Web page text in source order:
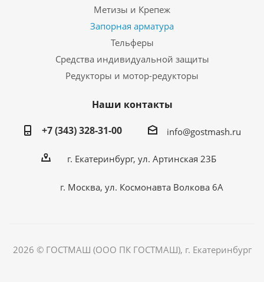
Метизы и Крепеж
Запорная арматура
Тельферы
Средства индивидуальной защиты
Редукторы и мотор-редукторы
Наши контакты
+7 (343) 328-31-00
info@gostmash.ru
г. Екатеринбург, ул. Артинская 23Б
г. Москва, ул. Космонавта Волкова 6А
2026 © ГОСТМАШ (ООО ПК ГОСТМАШ), г. Екатеринбург